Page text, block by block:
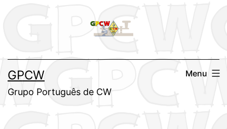
conteúdo
GPCW
Grupo Português de CW
Menu